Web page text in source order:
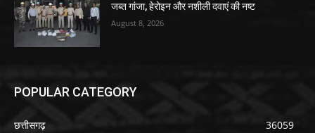
जब्त गांजा, हेरोइन और नशीली दवाएं की नष्ट
August 8, 2026
POPULAR CATEGORY
छत्तीसगढ़
36059